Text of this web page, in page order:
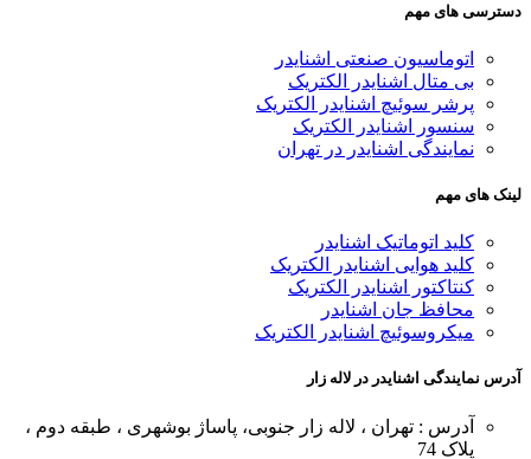
دسترسی های مهم
اتوماسیون صنعتی اشنایدر
بی متال اشنایدر الکتریک
پرشر سوئیچ اشنایدر الکتریک
سنسور اشنایدر الکتریک
نمایندگی اشنایدر در تهران
لینک های مهم
کلید اتوماتیک اشنایدر
کلید هوایی اشنایدر الکتریک
کنتاکتور اشنایدر الکتریک
محافظ جان اشنایدر
میکروسوئیچ اشنایدر الکتریک
آدرس نمایندگی اشنایدر در لاله زار
آدرس : تهران ، لاله زار جنوبی، پاساژ بوشهری ، طبقه دوم ،
پلاک 74